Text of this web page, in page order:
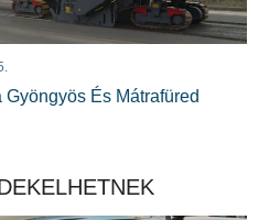
Gyöngyös És Mátrafüred